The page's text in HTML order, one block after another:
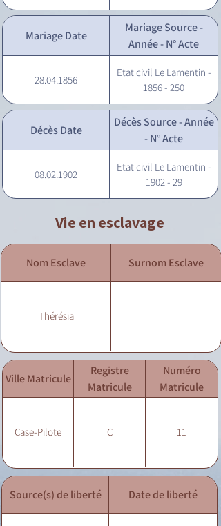
Mariage Date
Mariage Source -
Année - N° Acte
28.04.1856
Etat civil Le Lamentin -
1856 - 250
Décès Date
Décès Source - Année
- N° Acte
08.02.1902
Etat civil Le Lamentin -
1902 - 29
Vie en esclavage
Nom Esclave Surnom Esclave
Thérésia
Ville Matricule
Registre
Matricule
Numéro
Matricule
Case-Pilote C 11
Source(s) de liberté Date de liberté